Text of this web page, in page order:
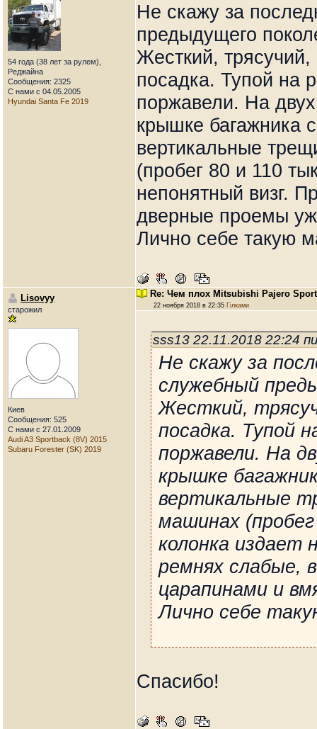
54 года (38 лет за рулем),
Реджайна
Сообщения: 2325
С нами с 04.05.2005
Hyundai Santa Fe 2019
Не скажу за
предыдущего
Жесткий,
посадка. Тупой на
поржавели. На
крышке багажника
вертикальные
(пробег 80 и 110
непонятный визг.
дверные проемы
Лично себе такую
Lisovyy
старожил
Киев
Сообщения: 525
С нами с 27.01.2009
Audi A3 Sportback (8V) 2015
Subaru Forester (SK) 2019
Re: Чем плох Mitsubishi Pajero
22 ноября 2018 в 22:35 Гілками
sss13 22.11.2018 22:24
Не скажу за
служебный
Жесткий,
посадка. Тупой
поржавели. На
крышке
вертикальные
машинах
колонка издает
ремнях слабые,
царапинами и
Лично себе
Спасибо!